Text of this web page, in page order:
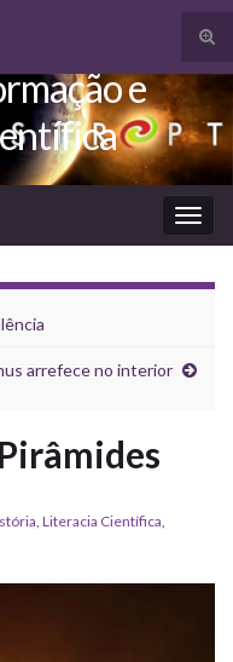
e
arrefece no interior
, Literacia Científica,